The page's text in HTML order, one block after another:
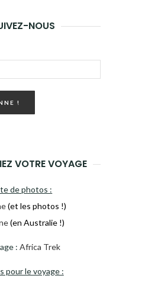
NOUS
VOTRE VOYAGE
de photos :
(et les photos !)
(en Australie !)
: Africa Trek
pour le voyage :